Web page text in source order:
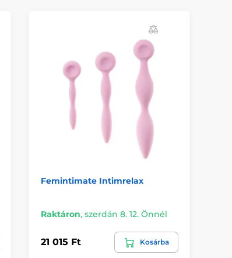
Femintimate Intimrelax
Raktáron, szerdán 8. 12. Önnél
21 015 Ft Kosárba